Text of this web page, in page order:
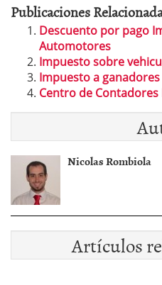
Publicaciones
Descuento por pago
Automotores
Impuesto sobre
Impuesto a
Centro de Contadores
Nicolas Rombiola
Artículos